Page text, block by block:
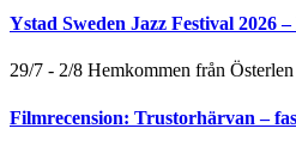
Ystad Sweden Jazz Festival 2026
29/7 - 2/8 Hemkommen från
Filmrecension: Trustorhärvan –